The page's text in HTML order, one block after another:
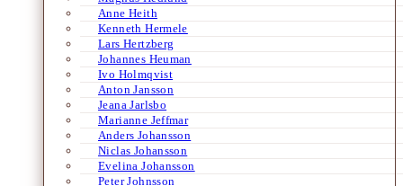
Anne Heith
Kenneth Hermele
Lars Hertzberg
Johannes Heuman
Ivo Holmqvist
Anton Jansson
Jeana Jarlsbo
Marianne Jeffmar
Anders Johansson
Niclas Johansson
Evelina Johansson
Peter Johnsson